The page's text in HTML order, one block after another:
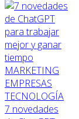
MARKETING
EMPRESAS
TECNOLOGÍA
7 novedades